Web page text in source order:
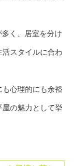
く、居室を分け
スタイルに合わ
心理的にも余裕
の魅力として挙